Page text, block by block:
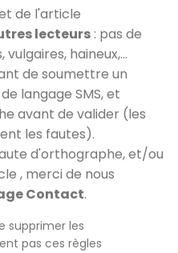
de l'article
lecteurs : pas de
vulgaires, haineux,…
de soumettre un
langage SMS, et
avant de valider (les
les fautes).
d'orthographe, et/ou
, merci de nous
Contact.
supprimer les
pas ces règles